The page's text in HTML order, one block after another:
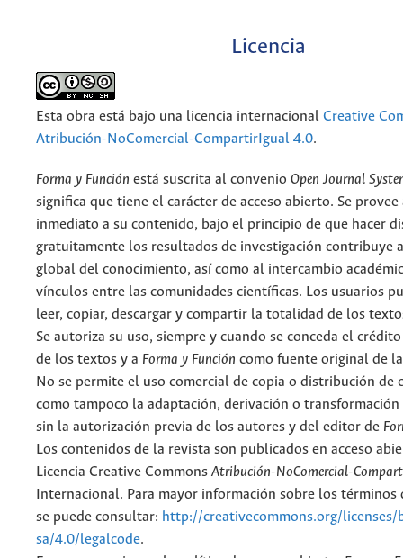
Licencia
Esta obra está bajo una licencia internacional Creative
Atribución-NoComercial-CompartirIgual 4.0.
Forma y Función está suscrita al convenio Open Journal
significa que tiene el carácter de acceso abierto. Se provee
inmediato a su contenido, bajo el principio de que hacer
gratuitamente los resultados de investigación contribuye
global del conocimiento, así como al intercambio
vínculos entre las comunidades científicas. Los usuarios
leer, copiar, descargar y compartir la totalidad de los
Se autoriza su uso, siempre y cuando se conceda el
de los textos y a Forma y Función como fuente original de
No se permite el uso comercial de copia o distribución de
como tampoco la adaptación, derivación o transformación
sin la autorización previa de los autores y del editor de
Los contenidos de la revista son publicados en acceso
Licencia Creative Commons Atribución-NoComercial-
Internacional. Para mayor información sobre los términos
se puede consultar: http://creativecommons.org/licenses/
sa/4.0/legalcode.